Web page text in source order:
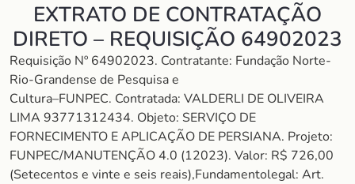
EXTRATO DE CONTRATAÇÃO
DIRETO – REQUISIÇÃO 64902023
Requisição Nº 64902023. Contratante: Fundação Norte-
Rio-Grandense de Pesquisa e
Cultura–FUNPEC. Contratada: VALDERLI DE OLIVEIRA
LIMA 93771312434. Objeto: SERVIÇO DE
FORNECIMENTO E APLICAÇÃO DE PERSIANA. Projeto:
FUNPEC/MANUTENÇÃO 4.0 (12023). Valor: R$ 726,00
(Setecentos e vinte e seis reais),Fundamentolegal: Art.